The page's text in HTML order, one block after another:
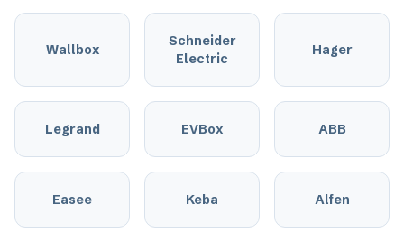
Wallbox
Schneider
Electric
Hager
Legrand EVBox ABB
Easee Keba Alfen